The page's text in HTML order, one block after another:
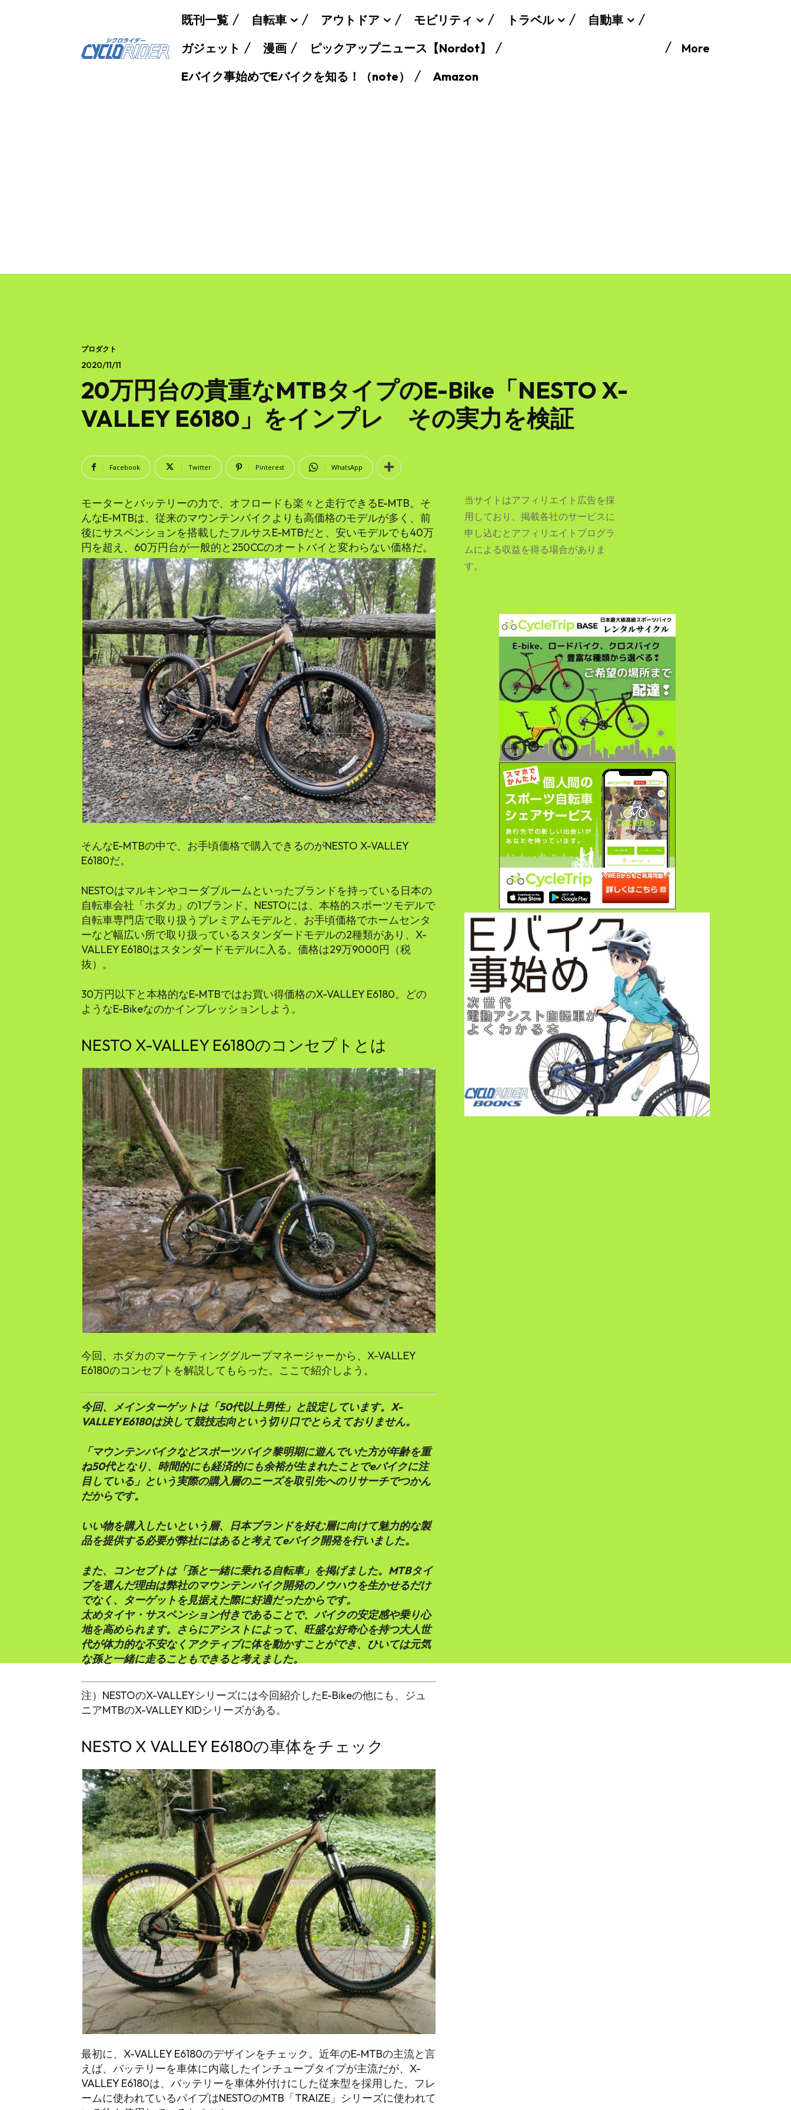
既刊一覧 自転車 アウトドア モビリティ トラベル
自動車
ガジェット
漫画
ピックアップニュース【Nordot】
Eバイク事始めでEバイクを知る！（note）
Amazon
More
プロダクト
2020/11/11
20万円台の貴重なMTBタイプのE-Bike「NESTO X-
VALLEY E6180」をインプレ その実力を検証
Facebook Twitter Pinterest WhatsApp
モーターとバッテリーの力で、オフロードも楽々と走行できるE-MTB。そ
んなE-MTBは、従来のマウンテンバイクよりも高価格のモデルが多く、前
後にサスペンションを搭載したフルサスE-MTBだと、安いモデルでも40万
円を超え、60万円台が一般的と250CCのオートバイと変わらない価格だ。
そんなE-MTBの中で、お手頃価格で購入できるのがNESTO X-VALLEY
E6180だ。
NESTOはマルキンやコーダブルームといったブランドを持っている日本の
自転車会社「ホダカ」の1ブランド。NESTOには、本格的スポーツモデルで
自転車専門店で取り扱うプレミアムモデルと、お手頃価格でホームセンタ
ーなど幅広い所で取り扱っているスタンダードモデルの2種類があり、X-
VALLEY E6180はスタンダードモデルに入る。価格は29万9000円（税
抜）。
30万円以下と本格的なE-MTBではお買い得価格のX-VALLEY E6180。どの
ようなE-Bikeなのかインプレッションしよう。
NESTO X-VALLEY E6180のコンセプトとは
今回、ホダカのマーケティンググループマネージャーから、X-VALLEY
E6180のコンセプトを解説してもらった。ここで紹介しよう。
今回、メインターゲットは「50代以上男性」と設定しています。X-
VALLEY E6180は決して競技志向という切り口でとらえておりません。
「マウンテンバイクなどスポーツバイク黎明期に遊んでいた方が年齢を重
ね50代となり、時間的にも経済的にも余裕が生まれたことでeバイクに注
目している」という実際の購入層のニーズを取引先へのリサーチでつかん
だからです。
いい物を購入したいという層、日本ブランドを好む層に向けて魅力的な製
品を提供する必要が弊社にはあると考えてeバイク開発を行いました。
また、コンセプトは「孫と一緒に乗れる自転車」を掲げました。MTBタイ
プを選んだ理由は弊社のマウンテンバイク開発のノウハウを生かせるだけ
でなく、ターゲットを見据えた際に好適だったからです。
太めタイヤ・サスペンション付きであることで、バイクの安定感や乗り心
地を高められます。さらにアシストによって、旺盛な好奇心を持つ大人世
代が体力的な不安なくアクティブに体を動かすことができ、ひいては元気
な孫と一緒に走ることもできると考えました。
注）NESTOのX-VALLEYシリーズには今回紹介したE-Bikeの他にも、ジュ
ニアMTBのX-VALLEY KIDシリーズがある。
NESTO X VALLEY E6180の車体をチェック
最初に、X-VALLEY E6180のデザインをチェック。近年のE-MTBの主流と言
えば、バッテリーを車体に内蔵したインチューブタイプが主流だが、X-
VALLEY E6180は、バッテリーを車体外付けにした従来型を採用した。フレ
ームに使われているパイプはNESTOのMTB「TRAIZE」シリーズに使われて
当サイトはアフィリエイト広告を採
用しており、掲載各社のサービスに
申し込むとアフィリエイトプログラ
ムによる収益を得る場合がありま
す。